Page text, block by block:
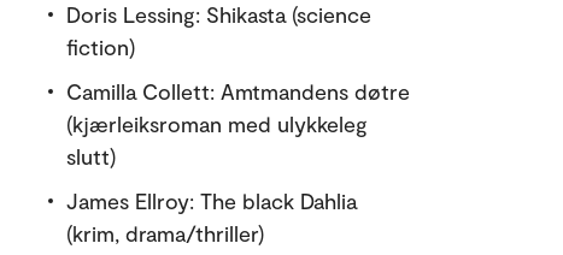
Doris Lessing: Shikasta (science
fiction)
Camilla Collett: Amtmandens døtre
(kjærleiksroman med ulykkeleg
slutt)
James Ellroy: The black Dahlia
(krim, drama/thriller)